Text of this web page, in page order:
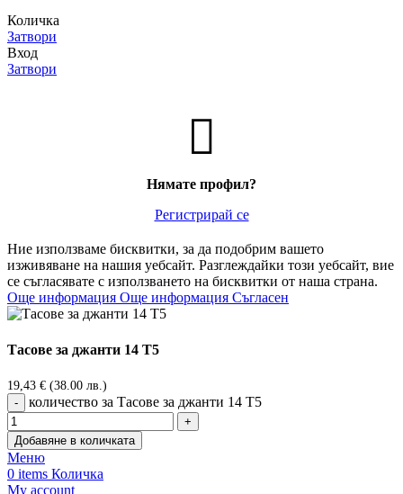
Количка
Затвори
Вход
Затвори
Нямате профил?
Регистрирай се
Ние използваме бисквитки, за да подобрим вашето
изживяване на нашия уебсайт. Разглеждайки този уебсайт, вие
се съгласявате с използването на бисквитки от наша страна.
Още информация Още информация Съгласен
Тасове за джанти 14 Т5
19,43 € (38.00 лв.)
количество за Тасове за джанти 14 Т5
Добавяне в количката
Меню
0 items Количка
My account